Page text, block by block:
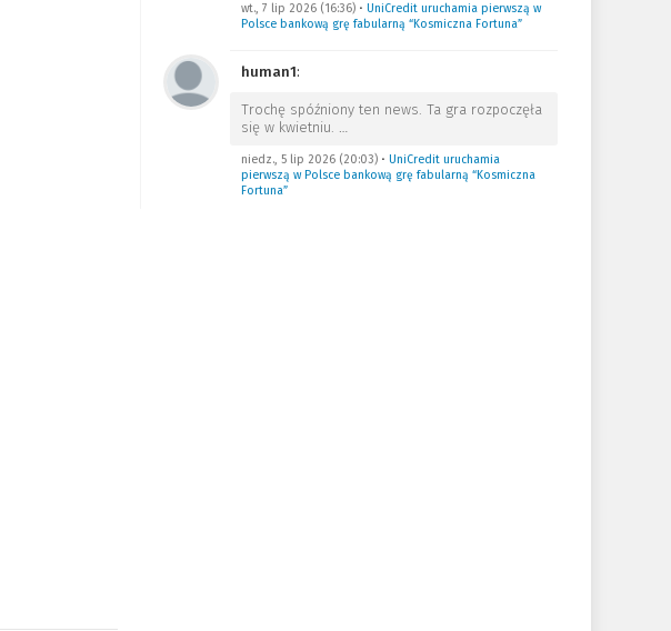
wt., 7 lip 2026 (16:36)• UniCredit uruchamia pierwszą w
Polsce bankową grę fabularną “Kosmiczna Fortuna”
human1:
Trochę spóźniony ten news. Ta gra rozpoczęła
się w kwietniu. …
niedz., 5 lip 2026 (20:03)• UniCredit uruchamia
pierwszą w Polsce bankową grę fabularną “Kosmiczna
Fortuna”